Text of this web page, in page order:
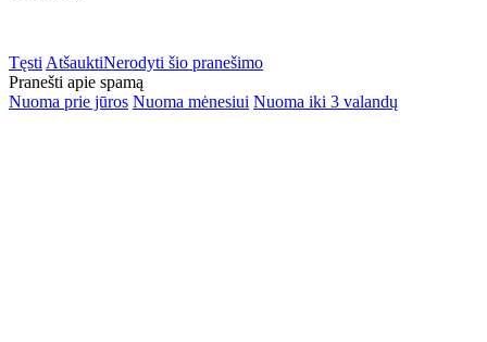
Tęsti AtšauktiNerodyti šio pranešimo
Pranešti apie spamą
Nuoma prie jūros Nuoma mėnesiui Nuoma iki 3 valandų